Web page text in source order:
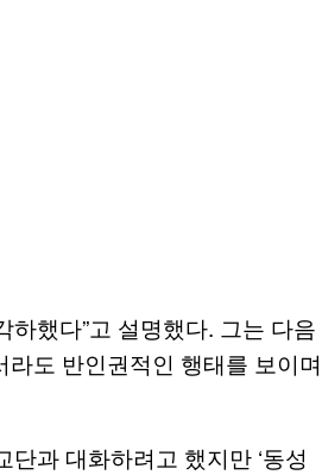
했다”고 설명했다. 그는 다음
도 반인권적인 행태를 보이며
과 대화하려고 했지만 ‘동성